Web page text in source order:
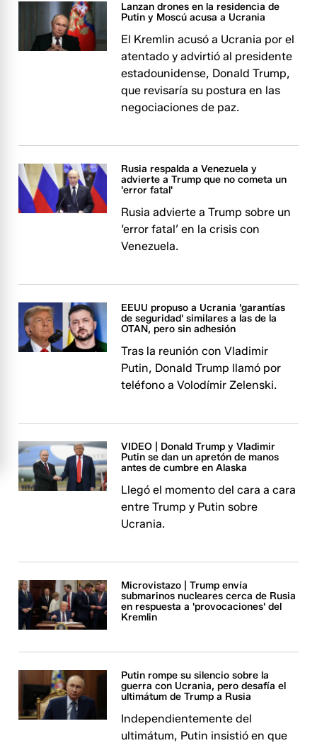
Lanzan drones en la residencia de
Putin y Moscú acusa a Ucrania
El Kremlin acusó a Ucrania por el
atentado y advirtió al presidente
estadounidense, Donald Trump,
que revisaría su postura en las
negociaciones de paz.
Rusia respalda a Venezuela y
advierte a Trump que no cometa un
'error fatal'
Rusia advierte a Trump sobre un
‘error fatal’ en la crisis con
Venezuela.
EEUU propuso a Ucrania 'garantías
de seguridad' similares a las de la
OTAN, pero sin adhesión
Tras la reunión con Vladimir
Putin, Donald Trump llamó por
teléfono a Volodímir Zelenski.
VIDEO | Donald Trump y Vladimir
Putin se dan un apretón de manos
antes de cumbre en Alaska
Llegó el momento del cara a cara
entre Trump y Putin sobre
Ucrania.
Microvistazo | Trump envía
submarinos nucleares cerca de Rusia
en respuesta a 'provocaciones' del
Kremlin
Putin rompe su silencio sobre la
guerra con Ucrania, pero desafía el
ultimátum de Trump a Rusia
Independientemente del
ultimátum, Putin insistió en que